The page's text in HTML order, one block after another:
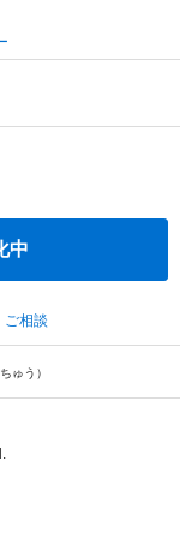
中
ご相談
ゅう）